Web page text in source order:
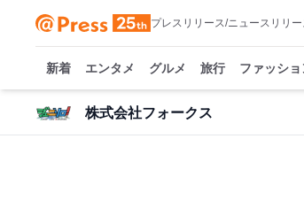
プレスリリース/ニュースリリ
新着 エンタメ グルメ 旅行 ファッシ
株式会社フォークス